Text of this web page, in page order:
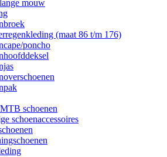
mouw
(maat 86 t/m 176)
poncho
schoenen
schoenaccessoires